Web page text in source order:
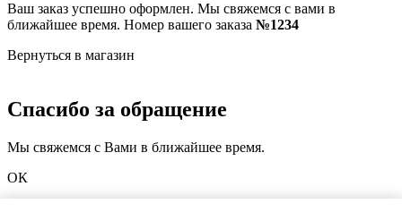
Ваш заказ успешно оформлен. Мы свяжемся с вами в
ближайшее время. Номер вашего заказа №1234
Вернуться в магазин
Спасибо за обращение
Мы свяжемся с Вами в ближайшее время.
ОК